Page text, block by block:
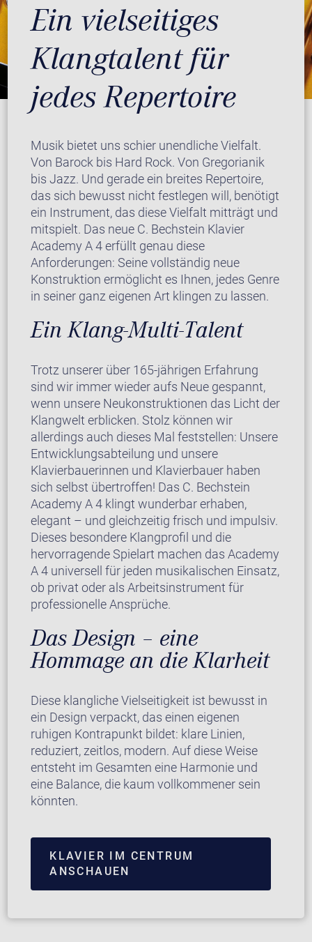
Ein vielseitiges
Klangtalent für
jedes Repertoire
Musik bietet uns schier unendliche Vielfalt.
Von Barock bis Hard Rock. Von Gregorianik
bis Jazz. Und gerade ein breites Repertoire,
das sich bewusst nicht festlegen will, benötigt
ein Instrument, das diese Vielfalt mitträgt und
mitspielt. Das neue C. Bechstein Klavier
Academy A 4 erfüllt genau diese
Anforderungen: Seine vollständig neue
Konstruktion ermöglicht es Ihnen, jedes Genre
in seiner ganz eigenen Art klingen zu lassen.
Ein Klang-Multi-Talent
Trotz unserer über 165-jährigen Erfahrung
sind wir immer wieder aufs Neue gespannt,
wenn unsere Neukonstruktionen das Licht der
Klangwelt erblicken. Stolz können wir
allerdings auch dieses Mal feststellen: Unsere
Entwicklungsabteilung und unsere
Klavierbauerinnen und Klavierbauer haben
sich selbst übertroffen! Das C. Bechstein
Academy A 4 klingt wunderbar erhaben,
elegant – und gleichzeitig frisch und impulsiv.
Dieses besondere Klangprofil und die
hervorragende Spielart machen das Academy
A 4 universell für jeden musikalischen Einsatz,
ob privat oder als Arbeitsinstrument für
professionelle Ansprüche.
Das Design – eine
Hommage an die Klarheit
Diese klangliche Vielseitigkeit ist bewusst in
ein Design verpackt, das einen eigenen
ruhigen Kontrapunkt bildet: klare Linien,
reduziert, zeitlos, modern. Auf diese Weise
entsteht im Gesamten eine Harmonie und
eine Balance, die kaum vollkommener sein
könnten.
KLAVIER IM CENTRUM
ANSCHAUEN